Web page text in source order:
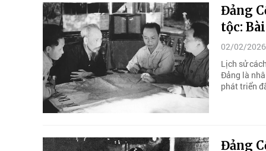
Đảng
tộc:
02/02/
Lịch sử
Đảng là
phát triển
Đảng